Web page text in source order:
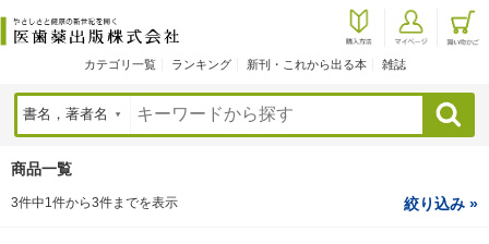
カテゴリ一覧 ランキング 新刊・これから出る本 雑誌
検索
商品一覧
3件中1件から3件までを表示 絞り込み »